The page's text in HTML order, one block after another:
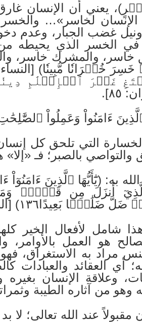
يعني أن الإنسان
لخاسر»… والخسر
ونيل غضب الجبار، وعدم
في الخسر الذي يحيطه
خاسر، والمشرك
يَبۡتَغِ غَيۡرَ ٱلۡإِسۡلَٰمِ
التي تلحق كل
والتواصي بالصبر؛ فـ
الله به: (يَٰٓأَيُّهَا ٱلَّذِينَ
أَنزَلَ مِن قَبۡلُۚ وَمَن
[النساء: ١٣٦].
شامل لأفعال الخير
هو العمل
مراد به الاستغراق،
أي العقائد والعبادات
وعلاقة الإنسان
وهو من آثاره الطيبة
عند الله تعالى؛ لا